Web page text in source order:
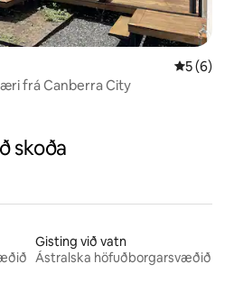
5 af 5 í
5 (6)
frá Canberra City
skoða
Gisting við vatn
Ástralska höfuðborgarsvæðið